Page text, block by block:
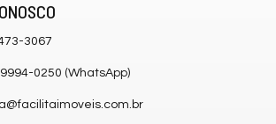
3067
0250 (WhatsApp)